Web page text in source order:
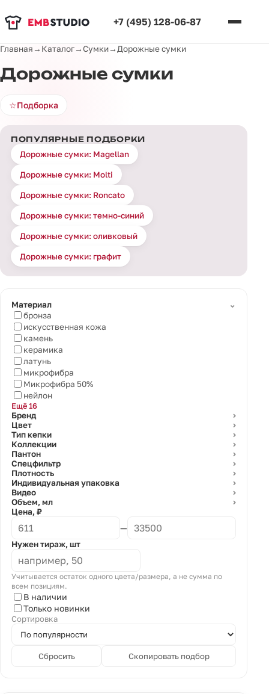
+7 (495) 128-06-87
Главная→ Каталог→Сумки→ Дорожные сумки
Дорожные сумки
☆Подборка
ПОПУЛЯРНЫЕ ПОДБОРКИ
Дорожные сумки: Magellan
Дорожные сумки: Molti
Дорожные сумки: Roncato
Дорожные сумки: темно-синий
Дорожные сумки: оливковый
Дорожные сумки: графит
Материал
⌄
бронза
искусственная кожа
камень
керамика
латунь
микрофибра
Микрофибра 50%
нейлон
Ещё 16
Бренд
⌄
Цвет ⌄
Тип кепки ⌄
Коллекции ⌄
Пантон ⌄
Спецфильтр ⌄
Плотность ⌄
Индивидуальная упаковка ⌄
Видео ⌄
Объем, мл ⌄
Цена, ₽
—
Нужен тираж, шт
Учитывается остаток одного цвета/размера, а не сумма по
всем позициям.
В наличии
Только новинки
Сортировка
Сбросить Скопировать подбор